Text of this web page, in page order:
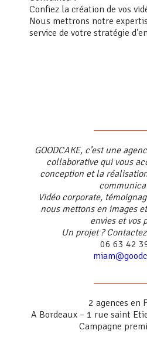
Confiez la création de vos
Nous mettrons notre
service de votre stratégie
GOODCAKE, c’est une
collaborative qui vous
conception et la
Vidéo corporate,
nous mettons en images
envies et vos
Un projet ?
06 63 42
2 agences en
A Bordeaux – 1 rue saint
Campagne